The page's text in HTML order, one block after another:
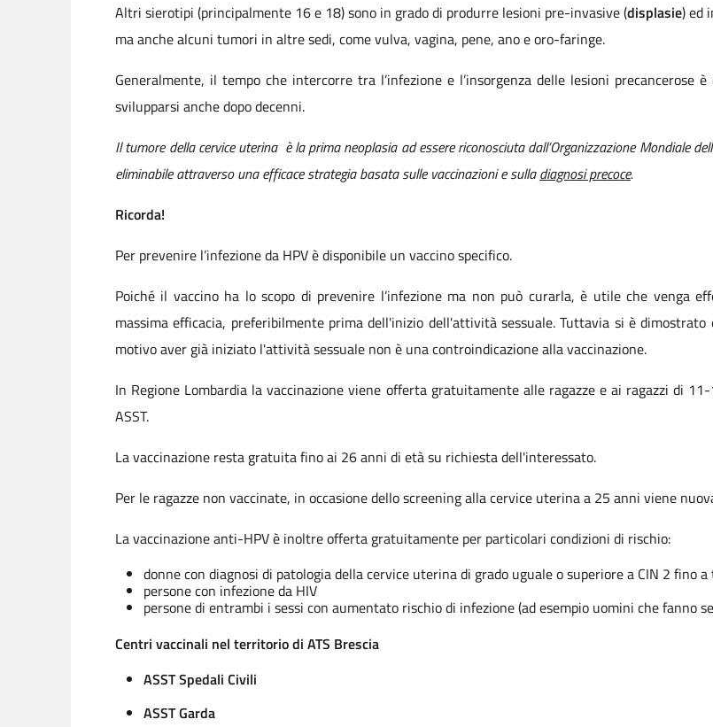
Altri sierotipi (principalmente 16 e 18) sono in grado di produrre lesioni pre-invasive (displasie) ed
ma anche alcuni tumori in altre sedi, come vulva, vagina, pene, ano e oro-faringe.
Generalmente, il tempo che intercorre tra l’infezione e l’insorgenza delle lesioni
svilupparsi anche dopo decenni.
Il tumore della cervice uterina è la prima neoplasia ad essere riconosciuta dall’Organizzazione Mondiale
eliminabile attraverso una efficace strategia basata sulle vaccinazioni e sulladiagnosi precoce.
Ricorda!
Per prevenire l’infezione da HPV è disponibile un vaccino specifico.
Poiché il vaccino ha lo scopo di prevenire l’infezione ma non può curarla, è utile che venga
massima efficacia, preferibilmente prima dell'inizio dell'attività sessuale. Tuttavia si è
motivo aver già iniziato l'attività sessuale non è una controindicazione alla vaccinazione.
In Regione Lombardia la vaccinazione viene offerta gratuitamente alle ragazze e ai ragazzi di
ASST.
La vaccinazione resta gratuita fino ai 26 anni di età su richiesta dell'interessato.
Per le ragazze non vaccinate, in occasione dello screening alla cervice uterina a 25 anni viene
La vaccinazione anti-HPV è inoltre offerta gratuitamente per particolari condizioni di rischio:
donne con diagnosi di patologia della cervice uterina di grado uguale o superiore a CIN 2 fino
persone con infezione da HIV
persone di entrambi i sessi con aumentato rischio di infezione (ad esempio uomini che fanno
Centri vaccinali nel territorio di ATS Brescia
ASST Spedali Civili
ASST Garda